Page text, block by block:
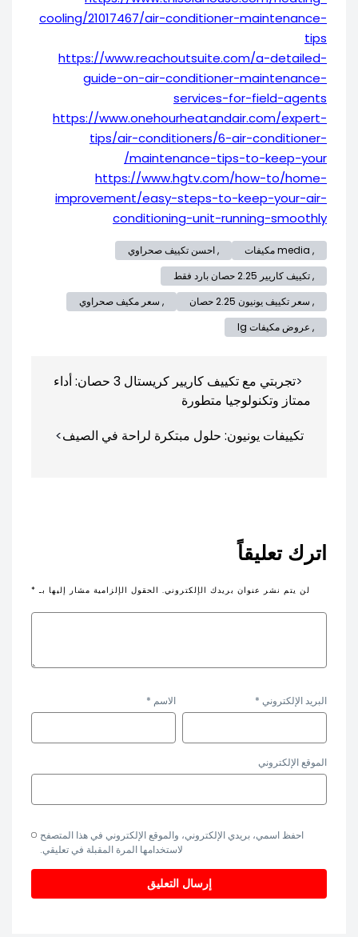
cooling/21017467/air-conditioner-maintenance-
tips
https://www.reachoutsuite.com/a-detailed-
guide-on-air-conditioner-maintenance-
services-for-field-agents
https://www.onehourheatandair.com/expert-
tips/air-conditioners/6-air-conditioner-
maintenance-tips-to-keep-your/
https://www.hgtv.com/how-to/home-
improvement/easy-steps-to-keep-your-air-
conditioning-unit-running-smoothly
, media مكيفات
, احسن تكييف صحراوي
, تكييف كاريير 2.25 حصان بارد فقط
, سعر تكييف يونيون 2.25 حصان
, سعر مكيف صحراوي
, عروض مكيفات lg
المقالات
تجربتي مع تكييف كاريير كريستال 3 حصان: أداء
ممتاز وتكنولوجيا متطورة
تكييفات يونيون: حلول مبتكرة لراحة في الصيف
اترك تعليقاً
لن يتم نشر عنوان بريدك الإلكتروني. الحقول الإلزامية مشار إليها بـ *
الاسم * البريد الإلكتروني *
الموقع الإلكتروني
احفظ اسمي، بريدي الإلكتروني، والموقع الإلكتروني في هذا المتصفح
لاستخدامها المرة المقبلة في تعليقي.